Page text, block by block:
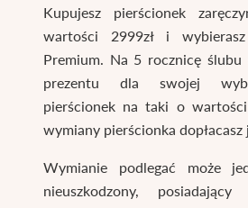
Kupujesz pierścionek
wartości 2999zł i
Premium. Na 5 rocznicę ślubu
prezentu dla swojej
pierścionek na taki o wartości
wymiany pierścionka dopłacasz
Wymianie podlegać może
nieuszkodzony,